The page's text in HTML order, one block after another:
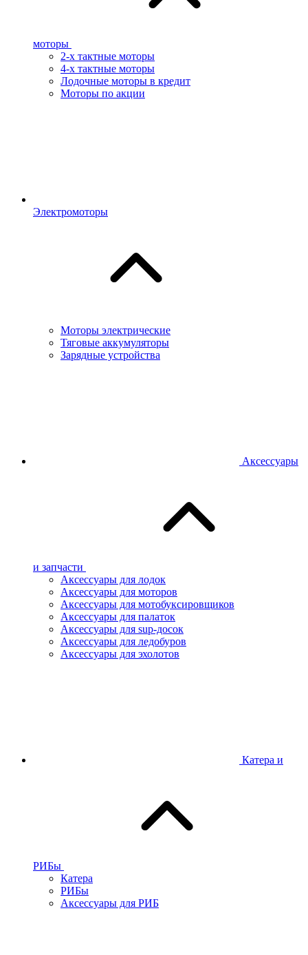
моторы
2-х тактные моторы
4-х тактные моторы
Лодочные моторы в кредит
Моторы по акции
Электромоторы
Моторы электрические
Тяговые аккумуляторы
Зарядные устройства
Аксессуары
и запчасти
Аксессуары для лодок
Аксессуары для моторов
Аксессуары для мотобуксировщиков
Аксессуары для палаток
Аксессуары для sup-досок
Аксессуары для ледобуров
Аксессуары для эхолотов
Катера и
РИБы
Катера
РИБы
Аксессуары для РИБ